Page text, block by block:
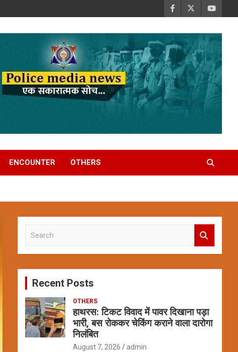
ENCOUNTER OTHERS
c
Recent Posts
OTHERS
हाथरस: टिकट विवाद में पावर दिखाना पड़ा
भारी, बस रोककर चेकिंग कराने वाला दारोगा
निलंबित
August 7, 2026 admin